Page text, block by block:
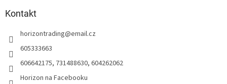
Kontakt
horizontrading@email.cz
605333663
606642175, 731488630, 604262062
Horizon na Facebooku